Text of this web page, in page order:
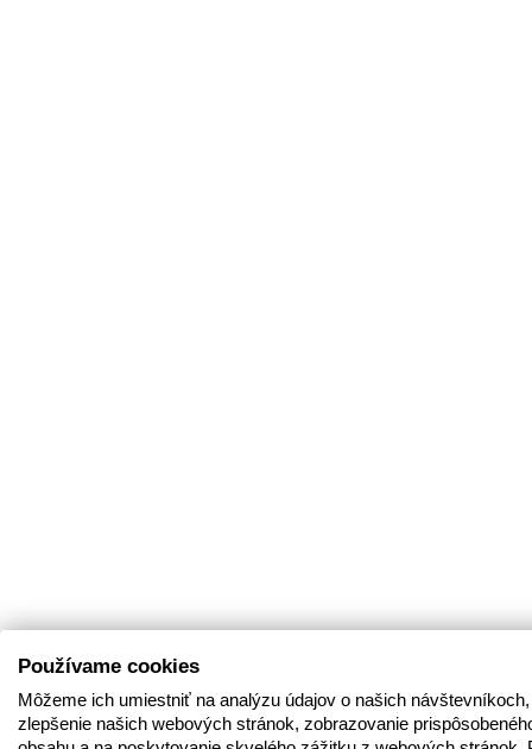
Používame cookies
Môžeme ich umiestniť na analýzu údajov o našich
zlepšenie našich webových stránok, zobrazovanie